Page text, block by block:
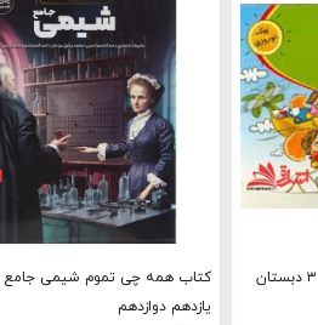
کتاب همه چی تموم شیمی
یازدهم دوازدهم